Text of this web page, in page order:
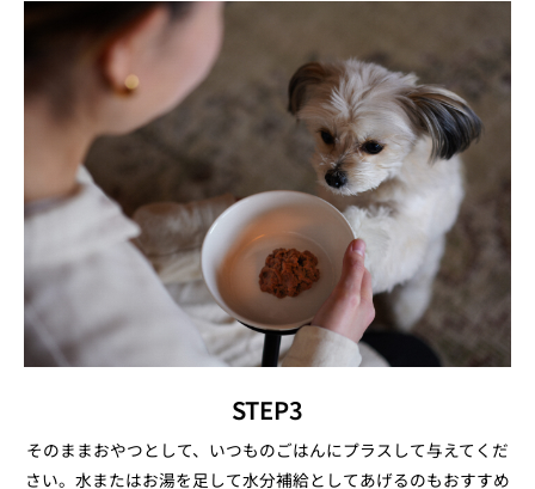
STEP3
そのままおやつとして、いつものごはんにプラスして与えてくだ
さい。水またはお湯を足して水分補給としてあげるのもおすすめ